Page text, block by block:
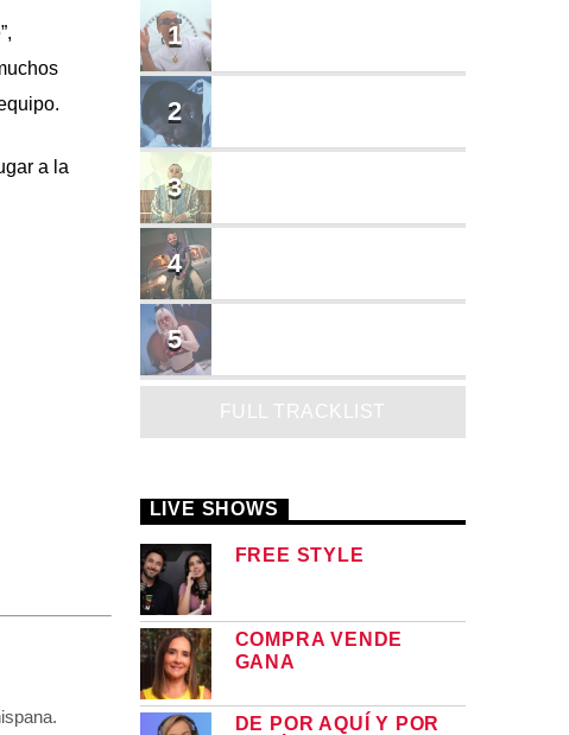
a la
1
2
3
4
5
FULL TRACKLIST
LIVE SHOWS
FREE STYLE
COMPRA VENDE
GANA
DE POR AQUÍ Y POR